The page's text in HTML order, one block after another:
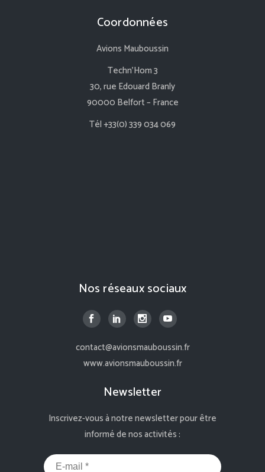
Coordonnées
Avions Mauboussin
Techn’Hom 3
30, rue Edouard Branly
90000 Belfort – France
Tél +33(0) 339 034 069
Nos réseaux sociaux
contact@avionsmauboussin.fr
www.avionsmauboussin.fr
Newsletter
Inscrivez-vous à notre newsletter pour être
informé de nos activités :